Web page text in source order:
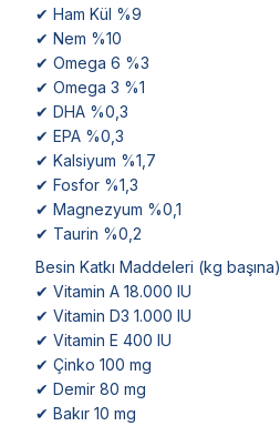
✔ Ham Kül %9
✔ Nem %10
✔ Omega 6 %3
✔ Omega 3 %1
✔ DHA %0,3
✔ EPA %0,3
✔ Kalsiyum %1,7
✔ Fosfor %1,3
✔ Magnezyum %0,1
✔ Taurin %0,2
Besin Katkı Maddeleri (kg başına)
✔ Vitamin A 18.000 IU
✔ Vitamin D3 1.000 IU
✔ Vitamin E 400 IU
✔ Çinko 100 mg
✔ Demir 80 mg
✔ Bakır 10 mg